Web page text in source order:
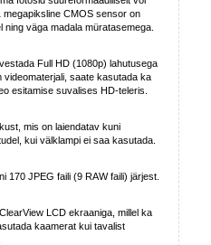
CMOS sensor on
väga madala müratasemega.
Full HD (1080p) lahutusega
saate kasutada ka
esitamise suvalises HD-teleris.
mis on laiendatav kuni
kui välklampi ei saa kasutada.
170 JPEG faili (9 RAW faili) järjest.
LCD ekraaniga, millel ka
kaamerat kui tavalist